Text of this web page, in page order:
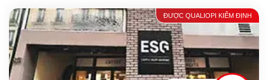
ĐƯỢC QUALIOPI KIỂM ĐỊNH